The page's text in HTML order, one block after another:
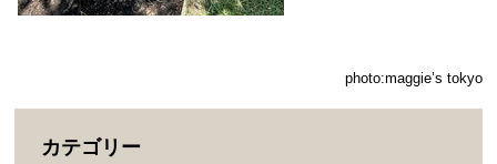
photo:maggie’s tokyo
カテゴリー